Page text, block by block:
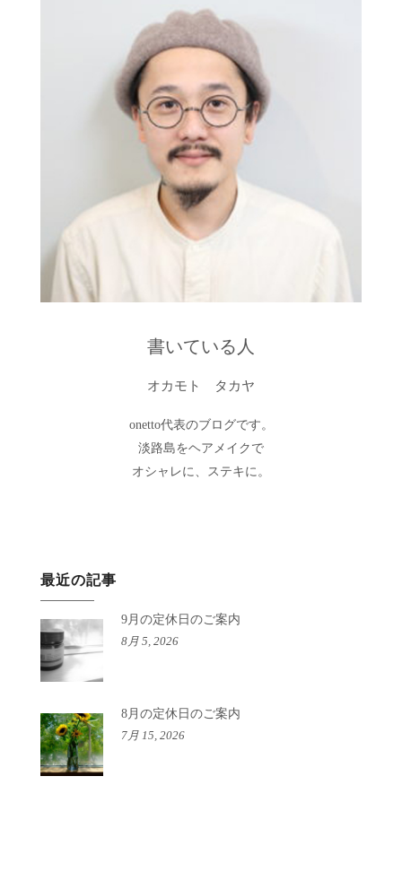
書いている人
オカモト タカヤ
onetto代表のブログです。
淡路島をヘアメイクで
オシャレに、ステキに。
最近の記事
9月の定休日のご案内
8月 5, 2026
8月の定休日のご案内
7月 15, 2026